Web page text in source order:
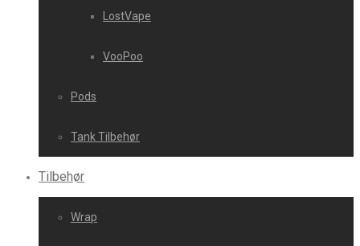
LostVape
VooPoo
Pods
Tank Tilbehør
Tilbehør
Wrap